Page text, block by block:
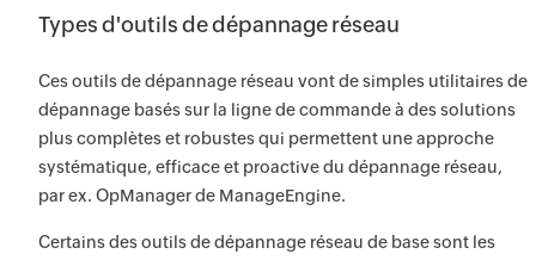
Types d'outils de dépannage réseau
Ces outils de dépannage réseau vont de simples utilitaires de
dépannage basés sur la ligne de commande à des solutions
plus complètes et robustes qui permettent une approche
systématique, efficace et proactive du dépannage réseau,
par ex. OpManager de ManageEngine.
Certains des outils de dépannage réseau de base sont les